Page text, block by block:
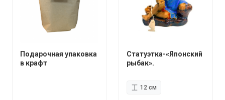
Подарочная упаковка
в крафт
Статуэтка-«Японский
рыбак».
12 см